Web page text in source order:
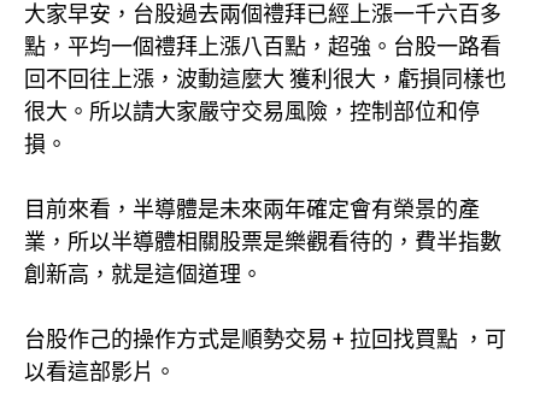
大家早安，台股過去兩個禮拜已經上漲一千六百多
點，平均一個禮拜上漲八百點，超強。台股一路看
回不回往上漲，波動這麼大 獲利很大，虧損同樣也
很大。所以請大家嚴守交易風險，控制部位和停
損。
目前來看，半導體是未來兩年確定會有榮景的產
業，所以半導體相關股票是樂觀看待的，費半指數
創新高，就是這個道理。
台股作己的操作方式是順勢交易 + 拉回找買點 ，可
以看這部影片。